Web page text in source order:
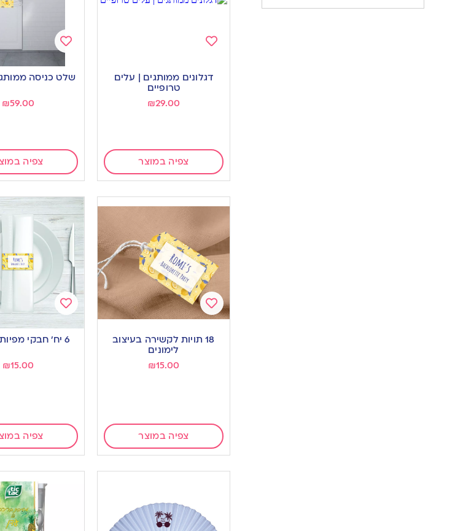
wishlist
דגלונים ממותגים | עלים
טרופיים
₪29.00
צפיה במוצר
to
wishlist
שלט כניסה ממותג
₪59.00
צפיה
Add
18 תויות לקשירה בעיצוב
לימונים
₪15.00
צפיה במוצר
Add
to6 יח’ חבקי מפיות לימונים
₪15.00
צפיה